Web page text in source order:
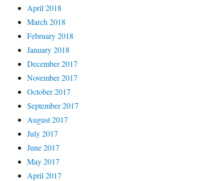
April 2018
March 2018
February 2018
January 2018
December 2017
November 2017
October 2017
September 2017
August 2017
July 2017
June 2017
May 2017
April 2017